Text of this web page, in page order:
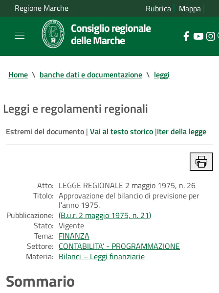
Regione Marche Rubrica Mappa
Consiglio regionale
delle Marche
Home \ banche dati e documentazione \ leggi
Leggi e regolamenti regionali
Estremi del documento | Vai al testo storico |Iter della legge
Atto: LEGGE REGIONALE 2 maggio 1975, n. 26
Titolo: Approvazione del bilancio di previsione per
l'anno 1975.
Pubblicazione: (B.u.r. 2 maggio 1975, n. 21)
Stato: Vigente
Tema: FINANZA
Settore: CONTABILITA’ - PROGRAMMAZIONE
Materia: Bilanci – Leggi finanziarie
Sommario